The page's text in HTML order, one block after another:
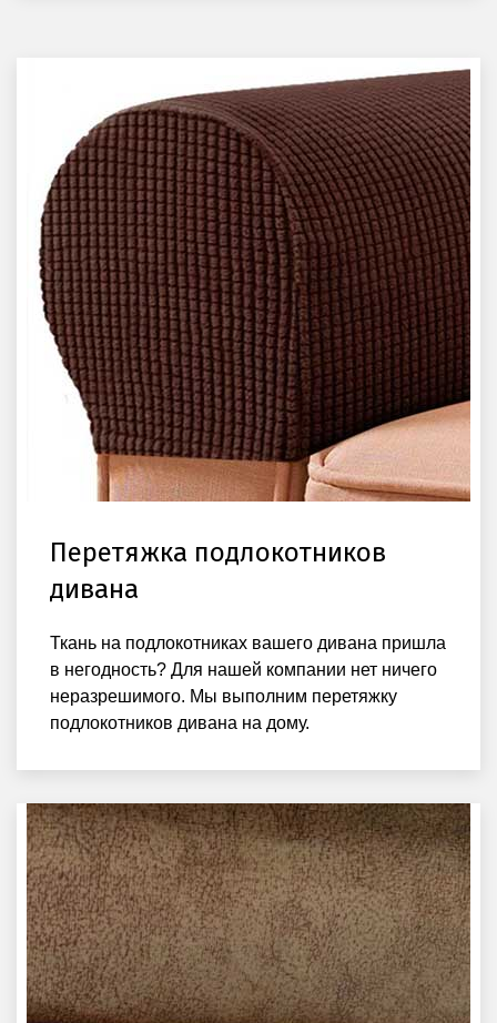
Перетяжка подлокотников
дивана
Ткань на подлокотниках вашего дивана пришла
в негодность? Для нашей компании нет ничего
неразрешимого. Мы выполним перетяжку
подлокотников дивана на дому.